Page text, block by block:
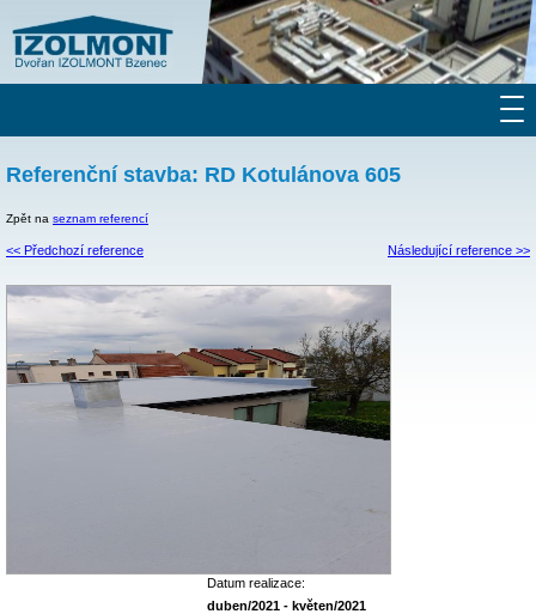
Referenční stavba: RD Kotulánova 605
Zpět na seznam referencí
<< Předchozí reference Následující reference >>
Datum realizace:
duben/2021 - květen/2021